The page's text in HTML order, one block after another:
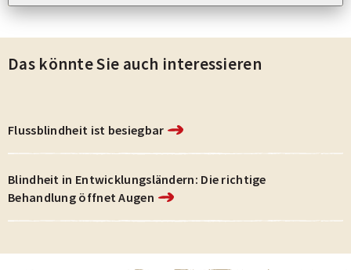
Das könnte Sie auch interessieren
Flussblindheit ist besiegbar
Blindheit in Entwicklungsländern: Die richtige
Behandlung öffnet Augen